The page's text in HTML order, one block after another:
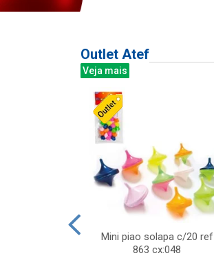
Outlet Atef
Veja mais
Mini piao solapa c/20 ref
863 cx:048